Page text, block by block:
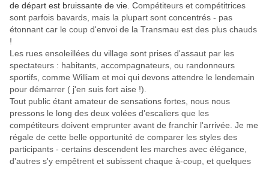
de départ est bruissante de vie. Compétiteurs et compétitrices
sont parfois bavards, mais la plupart sont concentrés - pas
étonnant car le coup d'envoi de la Transmau est des plus chauds
!
Les rues ensoleillées du village sont prises d'assaut par les
spectateurs : habitants, accompagnateurs, ou randonneurs
sportifs, comme William et moi qui devons attendre le lendemain
pour démarrer ( j'en suis fort aise !).
Tout public étant amateur de sensations fortes, nous nous
pressons le long des deux volées d'escaliers que les
compétiteurs doivent emprunter avant de franchir l'arrivée. Je me
régale de cette belle opportunité de comparer les styles des
participants - certains descendent les marches avec élégance,
d'autres s'y empêtrent et subissent chaque à-coup, et quelques